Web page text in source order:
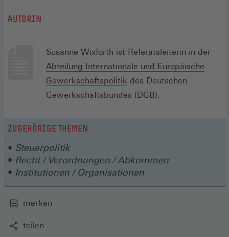
AUTORIN
Susanne Wixforth ist Referatsleiterin in der
Abteilung Internationale und Europäische
Gewerkschaftspolitik (Öffnet
in
des Deutschen
Gewerkschaftsbundes (DGB).
ZUGEHÖRIGE THEMEN
Steuerpolitik
Recht / Verordnungen / Abkommen
Institutionen / Organisationen
merken
teilen